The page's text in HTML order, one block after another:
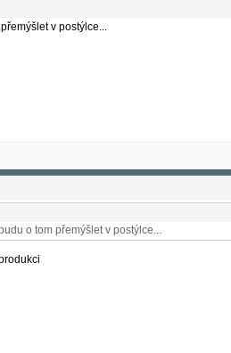
v postýlce...
o tom přemýšlet v postýlce...